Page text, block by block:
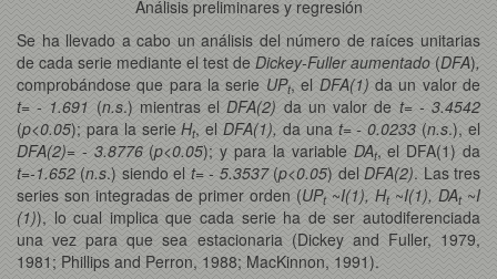
Análisis preliminares y regresión
Se ha llevado a cabo un análisis del número de raíces unitarias
de cada serie mediante el test de Dickey-Fuller aumentado (DFA),
comprobándose que para la serie UPt, el DFA(1) da un valor de
t= - 1.691 (n.s.) mientras elDFA(2) da un valor de t= - 3.4542
(p<0.05); para la serieHt, elDFA(1), da una t= - 0.0233 (n.s.), el
DFA(2)= - 3.8776 (p<0.05); y para la variable DAt, el DFA(1) da
t=-1.652 (n.s.) siendo el t= - 5.3537(p<0.05) delDFA(2). Las tres
series son integradas de primer orden (UPt ~I(1), Ht ~I(1), DAt ~I
(1)), lo cual implica que cada serie ha de ser autodiferenciada
una vez para que sea estacionaria (Dickey and Fuller, 1979,
1981; Phillips and Perron, 1988; MacKinnon, 1991).